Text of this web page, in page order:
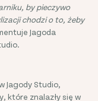
by pieczywo
chodzi o to, żeby
Jagoda
Jagody Studio,
które znalazły się w